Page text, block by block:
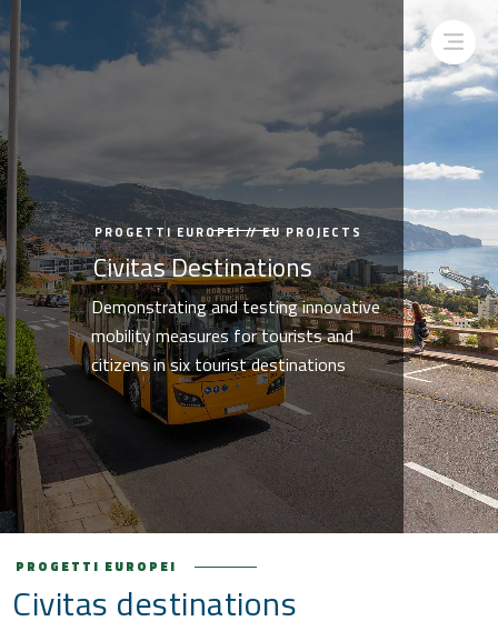
Demonstrating and testing innovative
mobility measures for tourists and
citizens in six tourist destinations
Civitas Destinations
PROGETTI EUROPEI // EU PROJECTS
PROGETTI EUROPEI
Civitas destinations